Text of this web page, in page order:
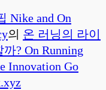
Nike and On
의 온 러닝의 라이
? On Running
Innovation Go